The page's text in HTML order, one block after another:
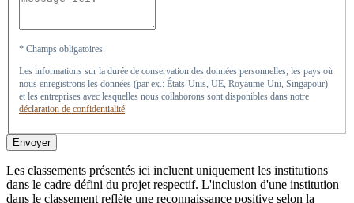
* Champs obligatoires.
Les informations sur la durée de conservation des données personnelles, les pays où
nous enregistrons les données (par ex.: États-Unis, UE, Royaume-Uni, Singapour)
et les entreprises avec lesquelles nous collaborons sont disponibles dans notre
déclaration de confidentialité
Envoyer
Les classements présentés ici incluent uniquement les institutions
dans le cadre défini du projet respectif. L'inclusion d'une institution
dans le classement reflète une reconnaissance positive selon la